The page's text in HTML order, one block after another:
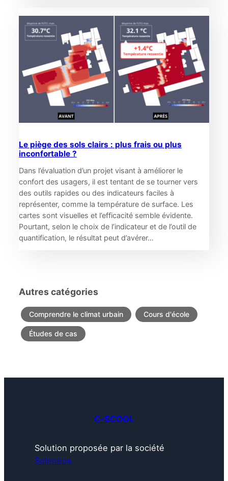
Le piège des sols clairs : plus frais ou plus
inconfortable ?
Dans l’évaluation d’un projet visant à améliorer le
confort des usagers, il est tentant de se tourner vers
des outils rapides ou des indicateurs faciles à
représenter, comme la température de surface. Les
cartes sont visuelles et l’efficacité semble évidente.
Pourtant, selon le choix de l’indicateur et de l’outil de
quantification, le résultat peut d’avérer…
Autres catégories
Comprendre le climat urbain Cours d'école
Études de cas
C-SCOOL
Solution proposée par la société
Soleneos